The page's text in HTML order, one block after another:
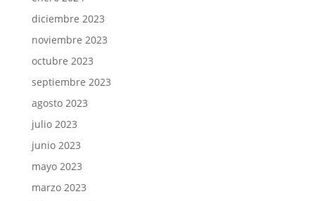
diciembre 2023
noviembre 2023
octubre 2023
septiembre 2023
agosto 2023
julio 2023
junio 2023
mayo 2023
marzo 2023